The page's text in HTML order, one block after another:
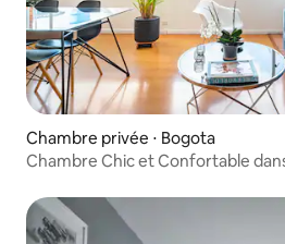
Chambre privée ⋅ Bogota